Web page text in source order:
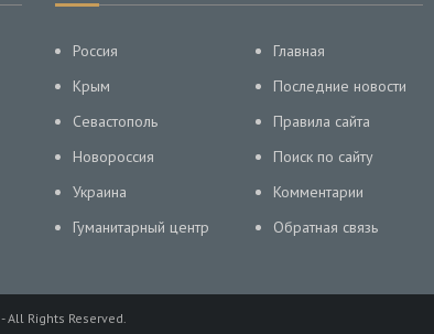
Россия
Крым
Севастополь
Новороссия
Украина
Гуманитарный центр
Главная
Последние новости
Правила сайта
Поиск по сайту
Комментарии
Обратная связь
- All Rights Reserved.